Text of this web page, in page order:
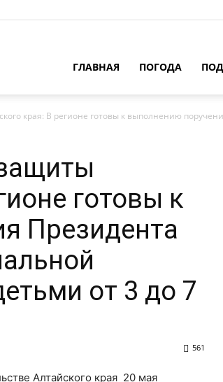
ГЛАВНАЯ ПОГОДА
края: В регионе готовы к выполнению
готовы к
Президента
от 3 до 7
561
Алтайского края 20 мая